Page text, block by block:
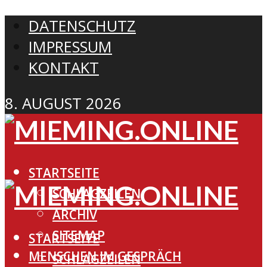
DATENSCHUTZ
IMPRESSUM
KONTAKT
8. AUGUST 2026
STARTSEITE
SCHLAGZEILEN
ARCHIV
SITEMAP
MENSCHEN IM GESPRÄCH
STARTSEITE
SCHLAGZEILEN